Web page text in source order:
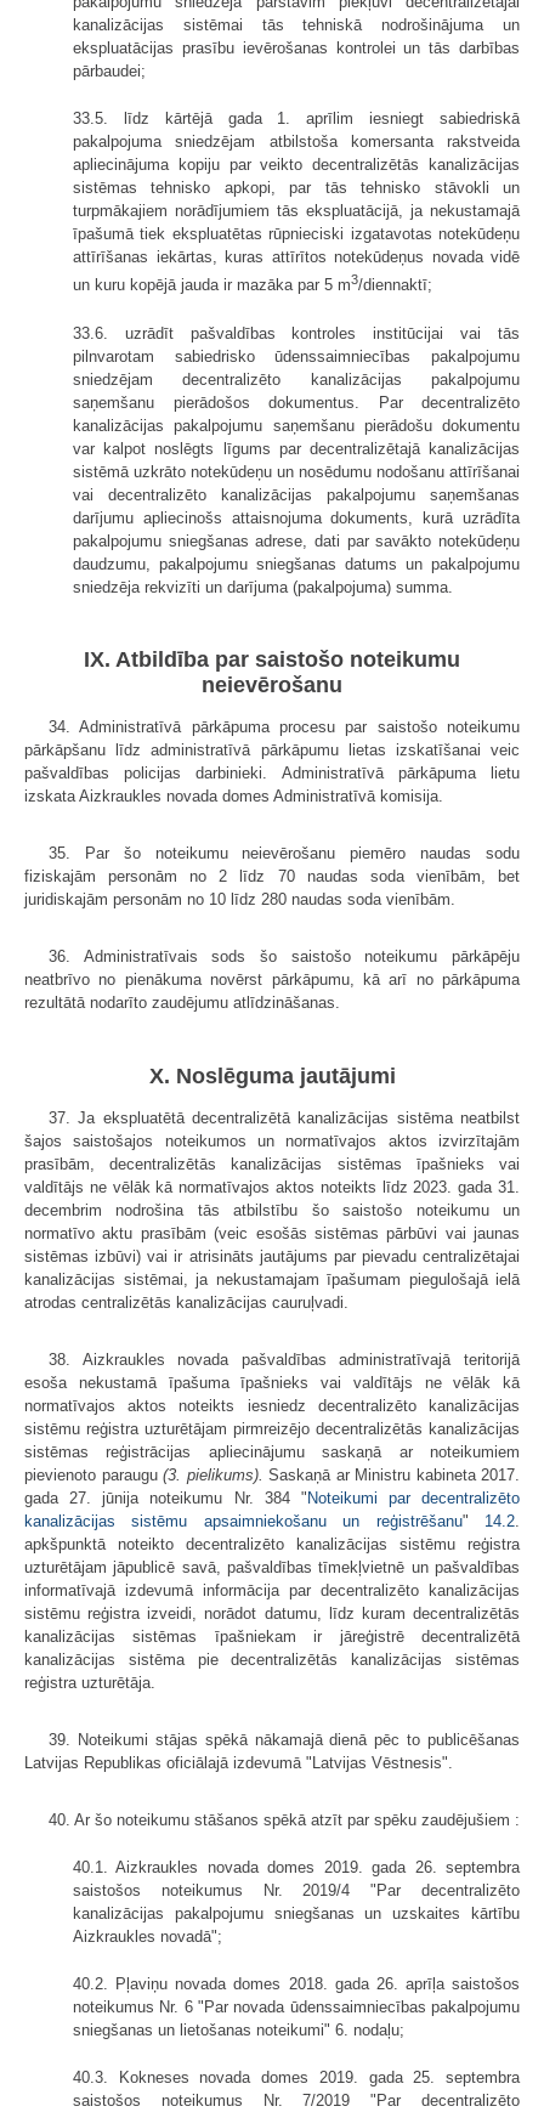
kanalizācijas sistēmai tās tehniskā nodrošinājuma un
ekspluatācijas prasību ievērošanas kontrolei un tās darbības
pārbaudei;
33.5. līdz kārtējā gada 1. aprīlim iesniegt sabiedriskā
pakalpojuma sniedzējam atbilstoša komersanta rakstveida
apliecinājuma kopiju par veikto decentralizētās kanalizācijas
sistēmas tehnisko apkopi, par tās tehnisko stāvokli un
turpmākajiem norādījumiem tās ekspluatācijā, ja nekustamajā
īpašumā tiek ekspluatētas rūpnieciski izgatavotas notekūdeņu
attīrīšanas iekārtas, kuras attīrītos notekūdeņus novada vidē
un kuru kopējā jauda ir mazāka par 5 m3/diennaktī;
33.6. uzrādīt pašvaldības kontroles institūcijai vai tās
pilnvarotam sabiedrisko ūdenssaimniecības pakalpojumu
sniedzējam decentralizēto kanalizācijas pakalpojumu
saņemšanu pierādošos dokumentus. Par decentralizēto
kanalizācijas pakalpojumu saņemšanu pierādošu dokumentu
var kalpot noslēgts līgums par decentralizētajā kanalizācijas
sistēmā uzkrāto notekūdeņu un nosēdumu nodošanu attīrīšanai
vai decentralizēto kanalizācijas pakalpojumu saņemšanas
darījumu apliecinošs attaisnojuma dokuments, kurā uzrādīta
pakalpojumu sniegšanas adrese, dati par savākto notekūdeņu
daudzumu, pakalpojumu sniegšanas datums un pakalpojumu
sniedzēja rekvizīti un darījuma (pakalpojuma) summa.
IX. Atbildība par saistošo noteikumu
neievērošanu
34. Administratīvā pārkāpuma procesu par saistošo noteikumu
pārkāpšanu līdz administratīvā pārkāpumu lietas izskatīšanai veic
pašvaldības policijas darbinieki. Administratīvā pārkāpuma lietu
izskata Aizkraukles novada domes Administratīvā komisija.
35. Par šo noteikumu neievērošanu piemēro naudas sodu
fiziskajām personām no 2 līdz 70 naudas soda vienībām, bet
juridiskajām personām no 10 līdz 280 naudas soda vienībām.
36. Administratīvais sods šo saistošo noteikumu pārkāpēju
neatbrīvo no pienākuma novērst pārkāpumu, kā arī no pārkāpuma
rezultātā nodarīto zaudējumu atlīdzināšanas.
X. Noslēguma jautājumi
37. Ja ekspluatētā decentralizētā kanalizācijas sistēma neatbilst
šajos saistošajos noteikumos un normatīvajos aktos izvirzītajām
prasībām, decentralizētās kanalizācijas sistēmas īpašnieks vai
valdītājs ne vēlāk kā normatīvajos aktos noteikts līdz 2023. gada 31.
decembrim nodrošina tās atbilstību šo saistošo noteikumu un
normatīvo aktu prasībām (veic esošās sistēmas pārbūvi vai jaunas
sistēmas izbūvi) vai ir atrisināts jautājums par pievadu centralizētajai
kanalizācijas sistēmai, ja nekustamajam īpašumam piegulošajā ielā
atrodas centralizētās kanalizācijas cauruļvadi.
38. Aizkraukles novada pašvaldības administratīvajā teritorijā
esoša nekustamā īpašuma īpašnieks vai valdītājs ne vēlāk kā
normatīvajos aktos noteikts iesniedz decentralizēto kanalizācijas
sistēmu reģistra uzturētājam pirmreizējo decentralizētās kanalizācijas
sistēmas reģistrācijas apliecinājumu saskaņā ar noteikumiem
pievienoto paraugu (3. pielikums). Saskaņā ar Ministru kabineta 2017.
gada 27. jūnija noteikumu Nr. 384 " Noteikumi par decentralizēto
kanalizācijas sistēmu apsaimniekošanu un reģistrēšanu" 14.2.
apkšpunktā noteikto decentralizēto kanalizācijas sistēmu reģistra
uzturētājam jāpublicē savā, pašvaldības tīmekļvietnē un pašvaldības
informatīvajā izdevumā informācija par decentralizēto kanalizācijas
sistēmu reģistra izveidi, norādot datumu, līdz kuram decentralizētās
kanalizācijas sistēmas īpašniekam ir jāreģistrē decentralizētā
kanalizācijas sistēma pie decentralizētās kanalizācijas sistēmas
reģistra uzturētāja.
39. Noteikumi stājas spēkā nākamajā dienā pēc to publicēšanas
Latvijas Republikas oficiālajā izdevumā "Latvijas Vēstnesis".
40. Ar šo noteikumu stāšanos spēkā atzīt par spēku zaudējušiem :
40.1. Aizkraukles novada domes 2019. gada 26. septembra
saistošos noteikumus Nr. 2019/4 "Par decentralizēto
kanalizācijas pakalpojumu sniegšanas un uzskaites kārtību
Aizkraukles novadā";
40.2. Pļaviņu novada domes 2018. gada 26. aprīļa saistošos
noteikumus Nr. 6 "Par novada ūdenssaimniecības pakalpojumu
sniegšanas un lietošanas noteikumi" 6. nodaļu;
40.3. Kokneses novada domes 2019. gada 25. septembra
saistošos noteikumus Nr. 7/2019 "Par decentralizēto